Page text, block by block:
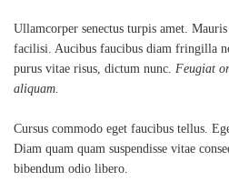
Ullamcorper senectus turpis amet.
facilisi. Aucibus faucibus diam fringilla
purus vitae risus, dictum nunc. Feugiat
aliquam.
Cursus commodo eget faucibus tellus.
Diam quam quam suspendisse vitae
bibendum odio libero.